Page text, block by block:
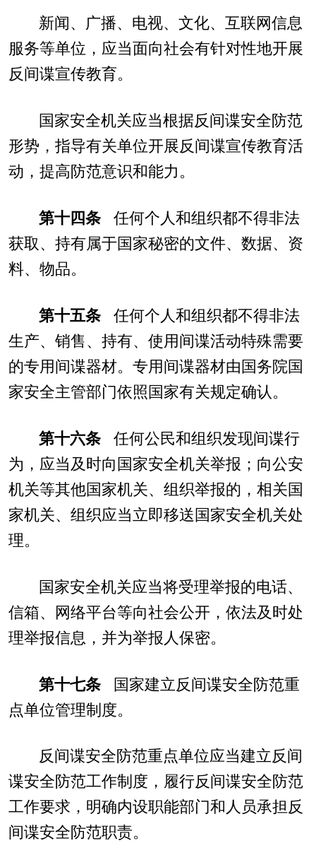
新闻、广播、电视、文化、互联网信息
服务等单位，应当面向社会有针对性地开展
反间谍宣传教育。
国家安全机关应当根据反间谍安全防范
形势，指导有关单位开展反间谍宣传教育活
动，提高防范意识和能力。
第十四条任何个人和组织都不得非法
获取、持有属于国家秘密的文件、数据、资
料、物品。
第十五条任何个人和组织都不得非法
生产、销售、持有、使用间谍活动特殊需要
的专用间谍器材。专用间谍器材由国务院国
家安全主管部门依照国家有关规定确认。
第十六条任何公民和组织发现间谍行
为，应当及时向国家安全机关举报；向公安
机关等其他国家机关、组织举报的，相关国
家机关、组织应当立即移送国家安全机关处
理。
国家安全机关应当将受理举报的电话、
信箱、网络平台等向社会公开，依法及时处
理举报信息，并为举报人保密。
第十七条国家建立反间谍安全防范重
点单位管理制度。
反间谍安全防范重点单位应当建立反间
谍安全防范工作制度，履行反间谍安全防范
工作要求，明确内设职能部门和人员承担反
间谍安全防范职责。